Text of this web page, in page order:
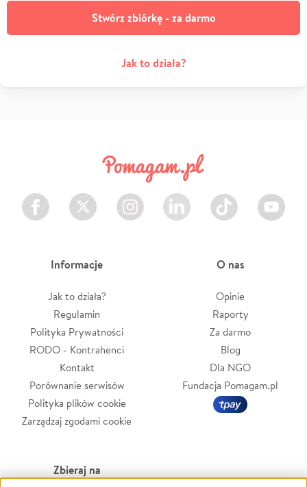
Stwórz zbiórkę - za darmo
Jak to działa?
Facebook Twitter Instagram LinkedIn TikTok Youtube
Informacje
Jak to działa?
Regulamin
Polityka Prywatności
RODO - Kontrahenci
Kontakt
Porównanie serwisów
Polityka plików cookie
Zarządzaj zgodami cookie
O nas
Opinie
Raporty
Za darmo
Blog
Dla NGO
Fundacja Pomagam.pl
Zbieraj na